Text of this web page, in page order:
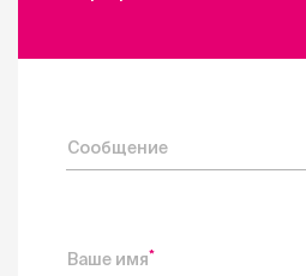
Сообщение
Ваше имя*